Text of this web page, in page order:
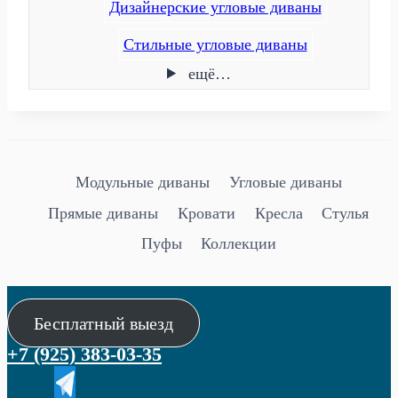
Дизайнерские угловые диваны
Стильные угловые диваны
ещё…
Модульные диваны
Угловые диваны
Прямые диваны
Кровати Кресла
Стулья
Пуфы
Коллекции
Бесплатный выезд
+7 (925) 383-03-35